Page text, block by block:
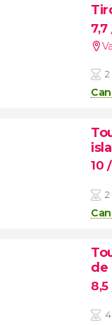
7,7
2
10
2
de
8,5